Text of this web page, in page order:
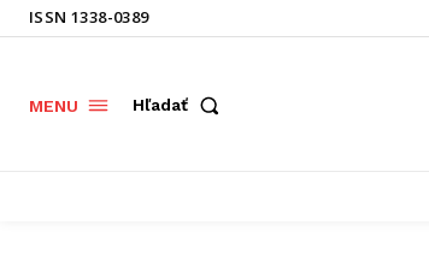
ISSN 1338-0389
MENU Hľadať